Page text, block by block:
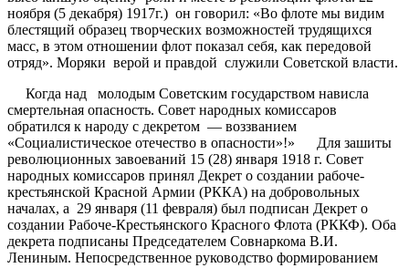
ноября (5 декабря) 1917г.) он говорил: «Во флоте мы видим
блестящий образец творческих возможностей трудящихся
масс, в этом отношении флот показал себя, как передовой
отряд». Моряки верой и правдой служили Советской власти.
Когда над молодым Советским государством нависла
смертельная опасность. Совет народных комиссаров
обратился к народу с декретом — воззванием
«Социалистическое отечество в опасности»!» Для зашиты
революционных завоеваний 15 (28) января 1918 г. Совет
народных комиссаров принял Декрет о создании рабоче-
крестьянской Красной Армии (РККА) на добровольных
началах, а 29 января (11 февраля) был подписан Декрет о
создании Рабоче-Крестьянского Красного Флота (РККФ). Оба
декрета подписаны Председателем Совнаркома В.И.
Лениным. Непосредственное руководство формированием